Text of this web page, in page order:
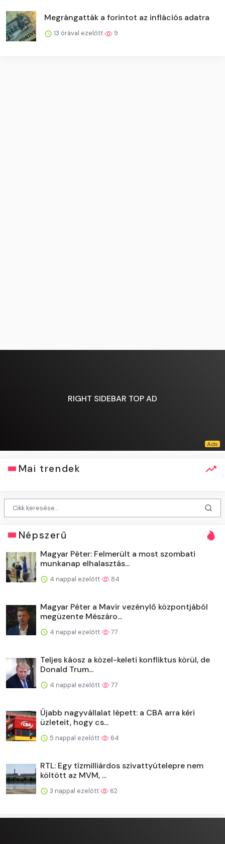
Megrángatták a forintot az inflációs adatra
13 órával ezelőtt 9
RIGHT SIDEBAR TOP AD
Mai trendek
Népszerű
Magyar Péter: Felmerült a most szombati
munkanap elhalasztás...
4 nappal ezelőtt 84
Magyar Péter a Mavir vezénylő központjából
megüzente Mészáro...
4 nappal ezelőtt 77
Teljes káosz a közel-keleti konfliktus körül, de
Donald Trum...
4 nappal ezelőtt 77
Újabb nagyvállalat lépett: a CBA arra kéri
üzleteit, hogy cs...
5 nappal ezelőtt 64
RTL: Egy tízmilliárdos szivattyútelepre nem
költött az MVM, ...
3 nappal ezelőtt 62